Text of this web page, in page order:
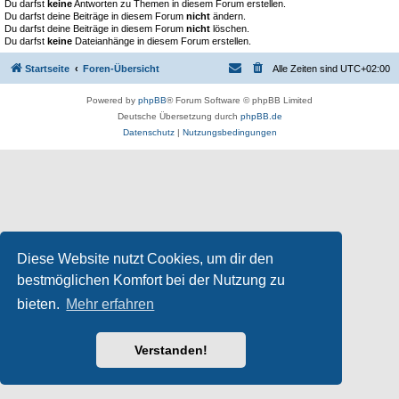
Diese Website nutzt Cookies, um dir den
bestmöglichen Komfort bei der Nutzung zu
bieten. Mehr erfahren
Verstanden!
Du darfst keineAntworten zu Themen in diesem Forum erstellen.
Du darfst deine Beiträge in diesem Forum nicht ändern.
Du darfst deine Beiträge in diesem Forum nicht löschen.
Du darfst keine Dateianhänge in diesem Forum erstellen.
Startseite Foren-Übersicht Alle Zeiten sind UTC+02:00
Powered by phpBB® Forum Software © phpBB Limited
Deutsche Übersetzung durch phpBB.de
Datenschutz| Nutzungsbedingungen